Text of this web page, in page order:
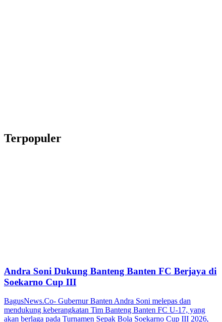
Terpopuler
Andra Soni Dukung Banteng Banten FC Berjaya di
Soekarno Cup III
BagusNews.Co- Gubernur Banten Andra Soni melepas dan
mendukung keberangkatan Tim Banteng Banten FC U-17, yang
akan berlaga pada Turnamen Sepak Bola Soekarno Cup III 2026,